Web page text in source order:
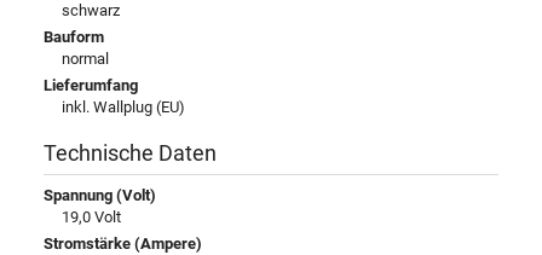
schwarz
Bauform
normal
Lieferumfang
inkl. Wallplug (EU)
Technische Daten
Spannung (Volt)
19,0 Volt
Stromstärke (Ampere)